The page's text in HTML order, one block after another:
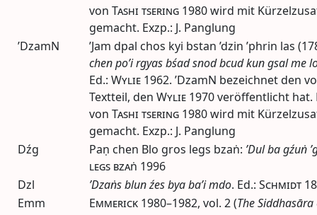
von Tashi tsering 1980wird mit
gemacht. Exzp.: J. Panglung
’DzamN
’Jam dpal chos kyi bstan ’dzin ’phrin las
chen po’i rgyas bśad snod bcud kun gsal me
Ed.: Wylie 1962. ’DzamN bezeichnet den
Textteil, den Wylie 1970veröffentlicht hat.
von Tashi tsering 1980wird mit
gemacht. Exzp.: J. Panglung
Dźg
Paṇ chen Blo gros legs bzaṅ: ’Dul ba gźuṅ
legs bzaṅ 1996
Dzl
’Dzaṅs blun źes bya ba’i mdo. Ed.: Schmidt
Emm
Emmerick 1980–1982, vol. 2 (The